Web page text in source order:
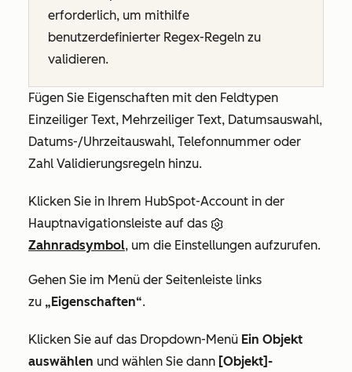
erforderlich, um mithilfe
benutzerdefinierter Regex-Regeln zu
validieren.
Fügen Sie Eigenschaften mit den Feldtypen
Einzeiliger Text, Mehrzeiliger Text, Datumsauswahl,
Datums-/Uhrzeitauswahl, Telefonnummer oder
Zahl Validierungsregeln hinzu.
Klicken Sie in Ihrem HubSpot-Account in der
Hauptnavigationsleiste auf das
Zahnradsymbol, um die Einstellungen aufzurufen.
Gehen Sie im Menü der Seitenleiste links
zu „Eigenschaften“.
Klicken Sie auf das Dropdown-Menü Ein Objekt
auswählen und wählen Sie dann [Objekt]-